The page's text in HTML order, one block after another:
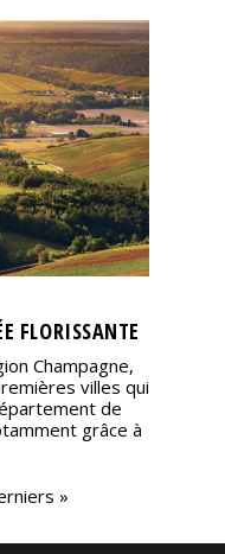
FLORISSANTE
Champagne,
villes qui
de
grâce à
»